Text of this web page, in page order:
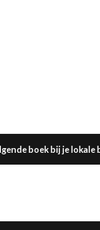
boek bij je lokale